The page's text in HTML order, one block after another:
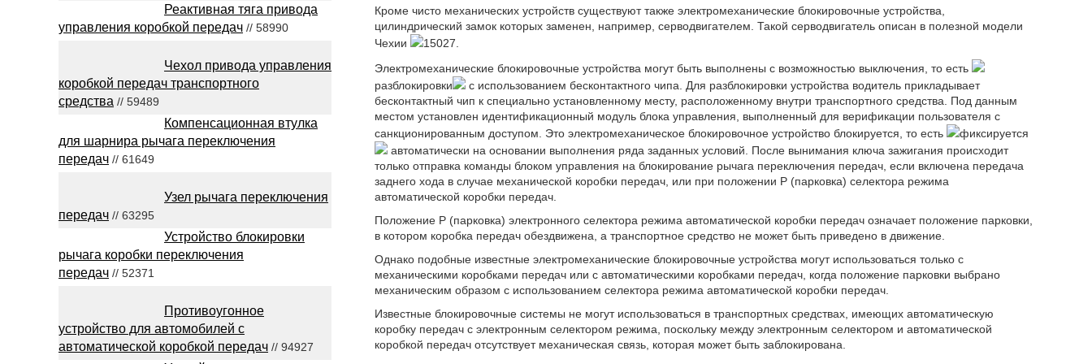
Кроме чисто механических устройств существуют также электромеханические блокировочные устройства,
цилиндрический замок которых заменен, например, серводвигателем. Такой серводвигатель описан в полезной модели
Чехии
15027.
Электромеханические блокировочные устройства могут быть выполнены с возможностью выключения, то есть
разблокировки
с использованием бесконтактного чипа. Для разблокировки устройства водитель прикладывает
бесконтактный чип к специально установленному месту, расположенному внутри транспортного средства. Под данным
местом установлен идентификационный модуль блока управления, выполненный для верификации пользователя с
санкционированным доступом. Это электромеханическое блокировочное устройство блокируется, то есть
фиксируется
автоматически на основании выполнения ряда заданных условий. После вынимания ключа зажигания происходит
только отправка команды блоком управления на блокирование рычага переключения передач, если включена передача
заднего хода в случае механической коробки передач, или при положении P (парковка) селектора режима
автоматической коробки передач.
Положение P (парковка) электронного селектора режима автоматической коробки передач означает положение парковки,
в котором коробка передач обездвижена, а транспортное средство не может быть приведено в движение.
Однако подобные известные электромеханические блокировочные устройства могут использоваться только с
механическими коробками передач или с автоматическими коробками передач, когда положение парковки выбрано
механическим образом с использованием селектора режима автоматической коробки передач.
Известные блокировочные системы не могут использоваться в транспортных средствах, имеющих автоматическую
коробку передач с электронным селектором режима, поскольку между электронным селектором и автоматической
коробкой передач отсутствует механическая связь, которая может быть заблокирована.
Реактивная тяга привода
управления коробкой передач // 58990
Чехол привода управления
коробкой передач транспортного
средства // 59489
Компенсационная втулка
для шарнира рычага переключения
передач // 61649
Узел рычага переключения
передач // 63295
Устройство блокировки
рычага коробки переключения
передач // 52371
Противоугонное
устройство для автомобилей с
автоматической коробкой передач // 94927